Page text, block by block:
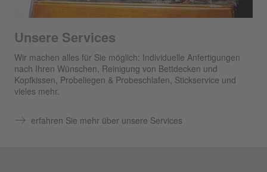
Unsere Services
Wir machen alles für Sie möglich: Individuelle Anfertigungen
nach Ihren Wünschen, Reinigung von Bettdecken und
Kopfkissen, Probeliegen & Probeschlafen, Stickservice und
vieles mehr.
erfahren Sie mehr über unsere Services